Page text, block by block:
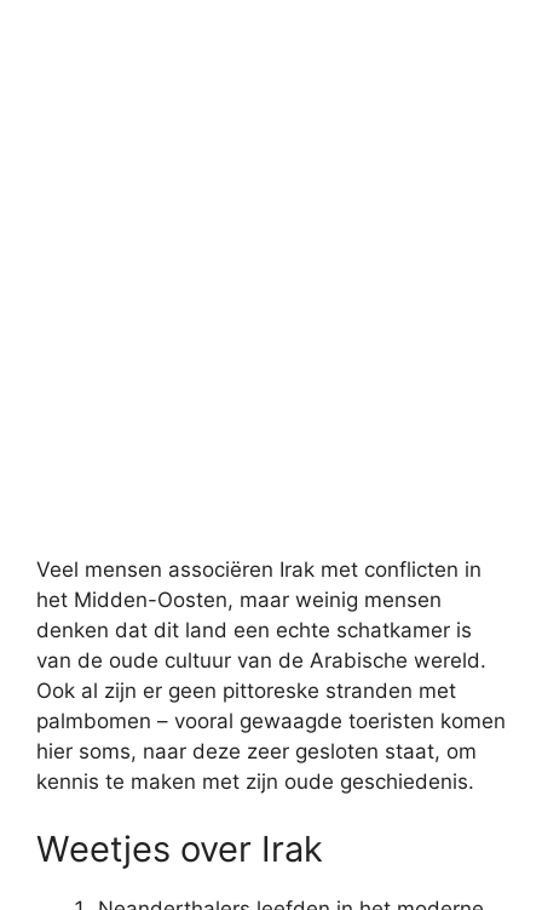
Veel mensen associëren Irak met conflicten in
het Midden-Oosten, maar weinig mensen
denken dat dit land een echte schatkamer is
van de oude cultuur van de Arabische wereld.
Ook al zijn er geen pittoreske stranden met
palmbomen – vooral gewaagde toeristen komen
hier soms, naar deze zeer gesloten staat, om
kennis te maken met zijn oude geschiedenis.
Weetjes over Irak